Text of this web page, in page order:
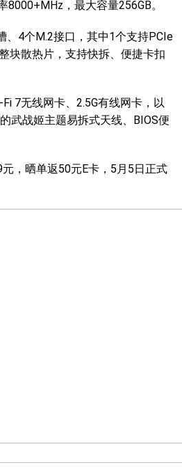
8000+MHz，最大容量256GB。
、4个M.2接口，其中1个支持PCIe
块散热片，支持快拆、便捷卡扣
7无线网卡、2.5G有线网卡，以
武战姬主题易拆式天线、BIOS便
，晒单返50元E卡，5月5日正式